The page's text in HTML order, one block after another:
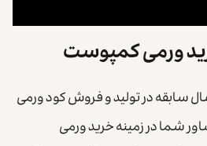
ورمی کمپوست
کشت با بیش از ۱۵ سال سابقه در تولید و فروش کود ورمی
شما در زمینه خرید ورمی